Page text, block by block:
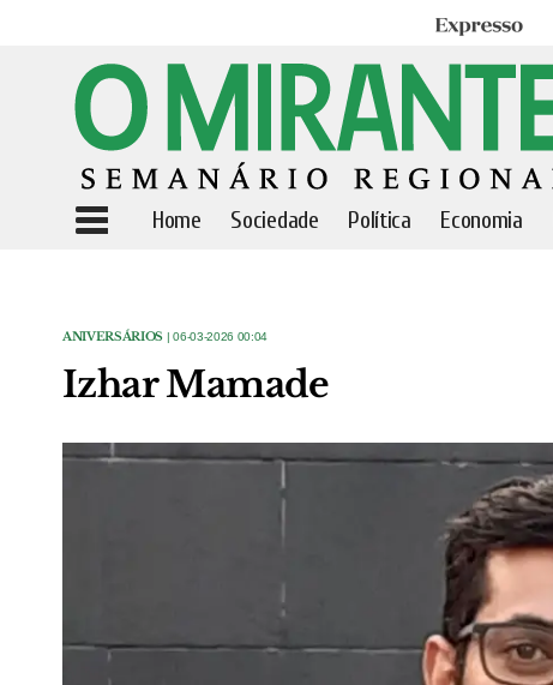
Expresso
Home Sociedade Política Economia
ANIVERSÁRIOS | 06-03-2026 00:04
Izhar Mamade